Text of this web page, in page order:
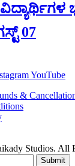
07
YouTube
&
Studios. All
Submit